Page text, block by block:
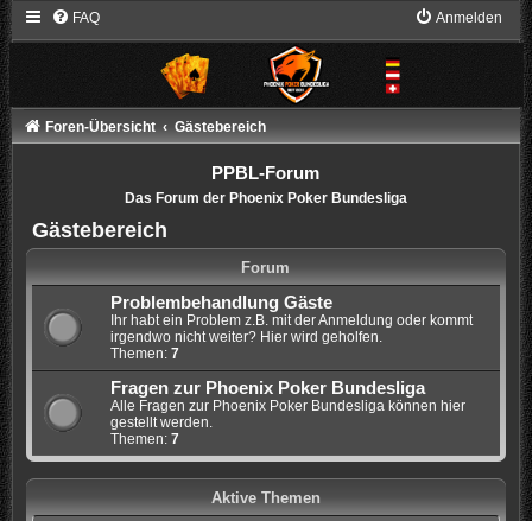
FAQ Anmelden
Foren-Übersicht Gästebereich
PPBL-Forum
Das Forum der Phoenix Poker Bundesliga
Gästebereich
Forum
Problembehandlung Gäste
Ihr habt ein Problem z.B. mit der Anmeldung oder kommt
irgendwo nicht weiter? Hier wird geholfen.
Themen: 7
Fragen zur Phoenix Poker Bundesliga
Alle Fragen zur Phoenix Poker Bundesliga können hier
gestellt werden.
Themen: 7
Aktive Themen